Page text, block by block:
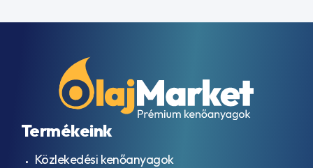
Termékeink
Közlekedési kenőanyagok